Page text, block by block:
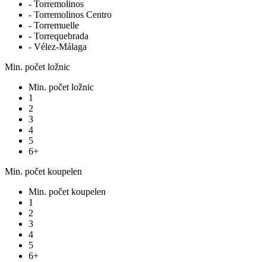
- Torremolinos
- Torremolinos Centro
- Torremuelle
- Torrequebrada
- Vélez-Málaga
Min. počet ložnic
Min. počet ložnic
1
2
3
4
5
6+
Min. počet koupelen
Min. počet koupelen
1
2
3
4
5
6+